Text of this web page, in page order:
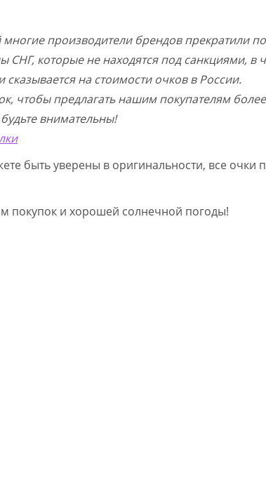
многие производители брендов прекратили
СНГ, которые не находятся под санкциями, в
на стоимости очков в России.
чтобы предлагать нашим покупателям
внимательны!
быть уверены в оригинальности, все очки
покупок и хорошей солнечной погоды!